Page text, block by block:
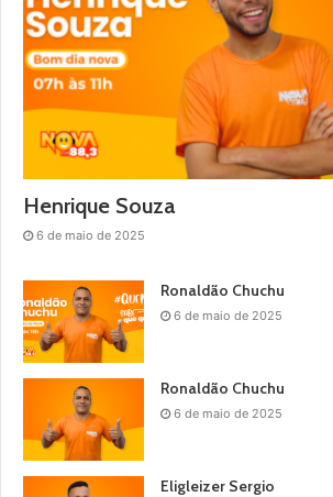
Henrique Souza
6 de maio de 2025
Ronaldão Chuchu
6 de maio de 2025
Ronaldão Chuchu
6 de maio de 2025
Eligleizer Sergio